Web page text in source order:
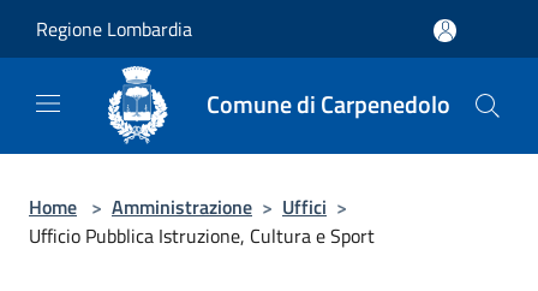
Regione Lombardia
Comune di Carpenedolo
Home > Amministrazione > Uffici >
Ufficio Pubblica Istruzione, Cultura e Sport